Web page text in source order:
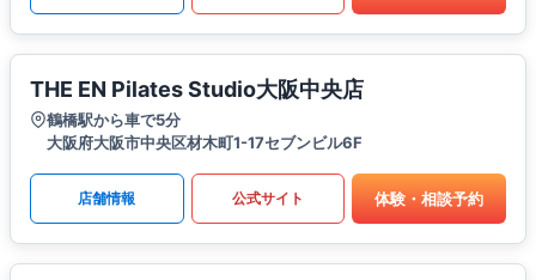
THE EN Pilates Studio大阪中央店
鶴橋駅から車で5分
大阪府大阪市中央区材木町1-17セブンビル6F
店舗情報 公式サイト 体験・相談予約